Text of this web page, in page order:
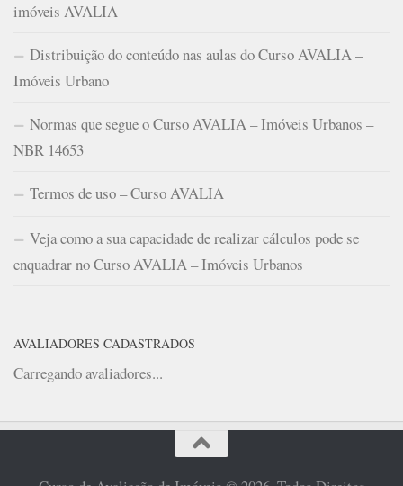
imóveis AVALIA
Distribuição do conteúdo nas aulas do Curso AVALIA –
Imóveis Urbano
Normas que segue o Curso AVALIA – Imóveis Urbanos –
NBR 14653
Termos de uso – Curso AVALIA
Veja como a sua capacidade de realizar cálculos pode se
enquadrar no Curso AVALIA – Imóveis Urbanos
AVALIADORES CADASTRADOS
Carregando avaliadores...